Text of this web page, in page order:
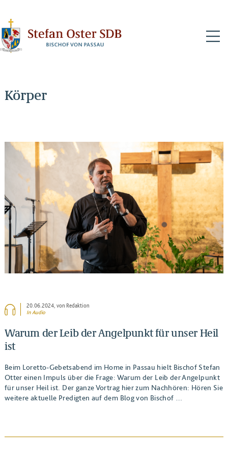
Körper
20.06.2024, von Redaktion
In Audio
Warum der Leib der Angelpunkt für unser Heil
ist
Beim Loretto-Gebetsabend im Home in Passau hielt Bischof Stefan
Otter einen Impuls über die Frage: Warum der Leib der Angelpunkt
für unser Heil ist. Der ganze Vortrag hier zum Nachhören: Hören Sie
weitere aktuelle Predigten auf dem Blog von Bischof …